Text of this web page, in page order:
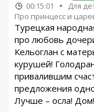
00:15:01 Для
Про принцесс и
Турецкая
про любовь
Кельоглан с
курушей!
привалившим
предложения
Лучше – осла!